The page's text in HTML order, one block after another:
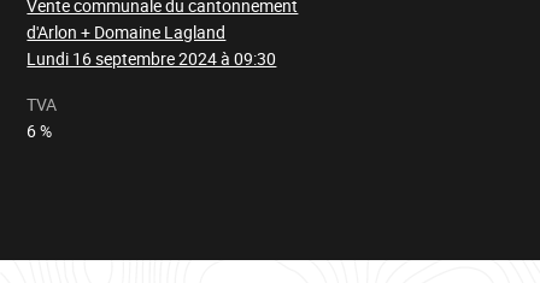
Vente communale du cantonnement
d'Arlon + Domaine Lagland
Lundi 16 septembre 2024 à 09:30
TVA
6 %